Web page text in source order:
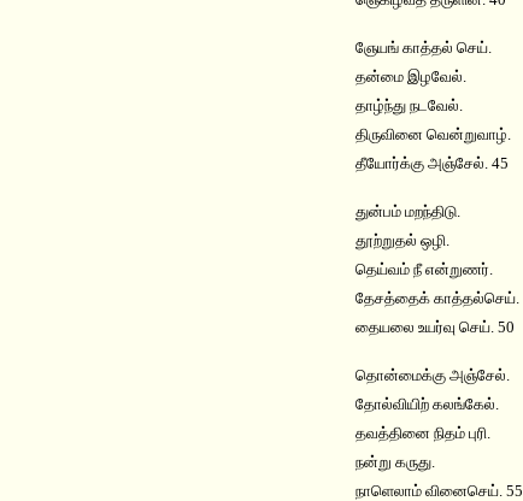
ஞேயங் காத்தல் செய்.
தன்மை இழவேல்.
தாழ்ந்து நடவேல்.
திருவினை வென்றுவாழ்.
தீயோர்க்கு அஞ்சேல். 45
துன்பம் மறந்திடு.
தூற்றுதல் ஒழி.
தெய்வம் நீ என்றுணர்.
தேசத்தைக் காத்தல்செய்.
தையலை உயர்வு செய். 50
தொன்மைக்கு அஞ்சேல்.
தோல்வியிற் கலங்கேல்.
தவத்தினை நிதம் புரி.
நன்று கருது.
நாளெலாம் வினைசெய். 55